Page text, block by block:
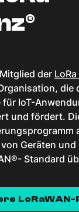
der
die
für IoT-
und fördert.
Geräten
Standard